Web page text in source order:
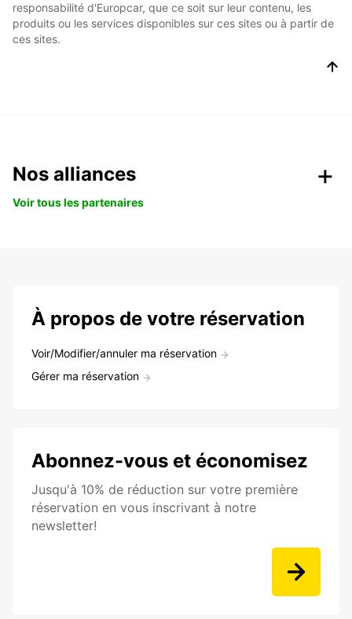
responsabilité d'Europcar, que ce soit sur leur contenu, les
produits ou les services disponibles sur ces sites ou à partir de
ces sites.
Nos alliances
Voir tous les partenaires
À propos de votre réservation
Voir/Modifier/annuler ma réservation
Gérer ma réservation
Abonnez-vous et économisez
Jusqu'à 10% de réduction sur votre première
réservation en vous inscrivant à notre
newsletter!